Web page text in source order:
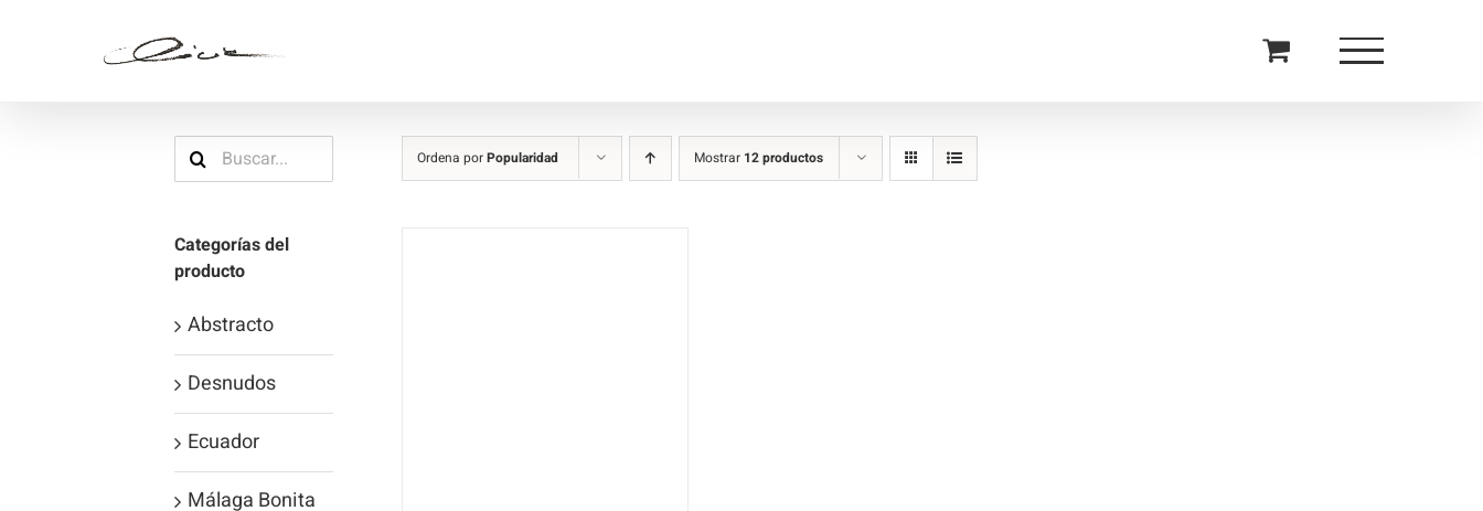
Ordena porPopularidad Mostrar 12 productos
Buscar:
Categorías del
producto
Abstracto
Desnudos
Ecuador
Málaga Bonita